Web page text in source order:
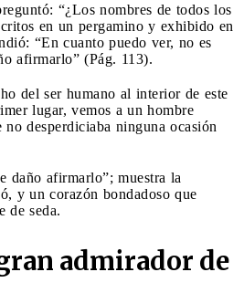
“¿Los nombres de todos los
en un pergamino y exhibido en
“En cuanto puedo ver, no es
afirmarlo” (Pág. 113).
del ser humano al interior de este
lugar, vemos a un hombre
no desperdiciaba ninguna ocasión
daño afirmarlo”; muestra la
y un corazón bondadoso que
de seda.
admirador de